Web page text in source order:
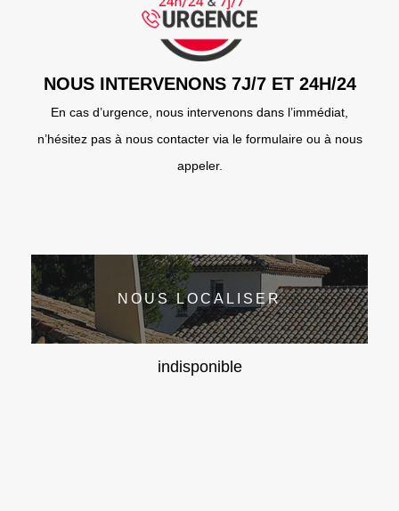
NOUS INTERVENONS 7J/7 ET 24H/24
En cas d’urgence, nous intervenons dans l’immédiat,
n’hésitez pas à nous contacter via le formulaire ou à nous
appeler.
NOUS LOCALISER
indisponible